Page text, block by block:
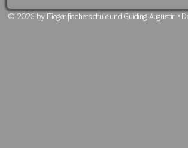
© 2026 by Fliegenfischerschule und Guiding Augustin •